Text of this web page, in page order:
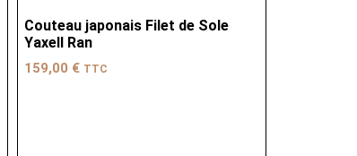
Couteau japonais Filet de Sole
Yaxell Ran
159,00 € TTC